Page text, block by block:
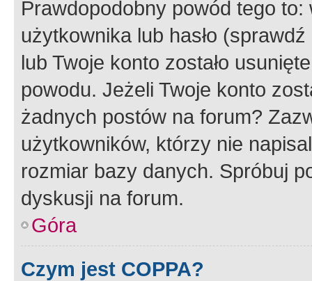
Prawdopodobny powód tego to:
użytkownika lub hasło
lub Twoje konto zostało
powodu. Jeżeli Twoje konto
żadnych postów na forum?
użytkowników, którzy nie
rozmiar bazy danych. Spróbuj
dyskusji na forum.
Góra
Czym jest COPPA?